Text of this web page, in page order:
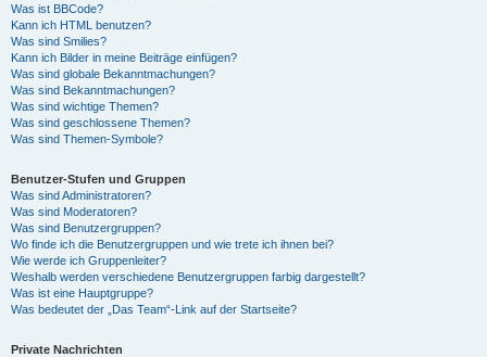
Was ist BBCode?
Kann ich HTML benutzen?
Was sind Smilies?
Kann ich Bilder in meine Beiträge einfügen?
Was sind globale Bekanntmachungen?
Was sind Bekanntmachungen?
Was sind wichtige Themen?
Was sind geschlossene Themen?
Was sind Themen-Symbole?
Benutzer-Stufen und Gruppen
Was sind Administratoren?
Was sind Moderatoren?
Was sind Benutzergruppen?
Wo finde ich die Benutzergruppen und wie trete ich ihnen bei?
Wie werde ich Gruppenleiter?
Weshalb werden verschiedene Benutzergruppen farbig dargestellt?
Was ist eine Hauptgruppe?
Was bedeutet der „Das Team“-Link auf der Startseite?
Private Nachrichten